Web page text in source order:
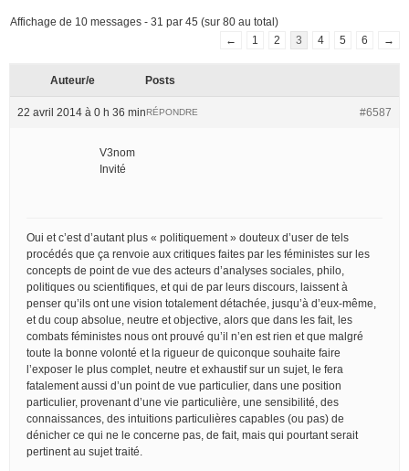
Affichage de 10 messages - 31 par 45 (sur 80 au total)
←
1 2 3 4 5 6 →
Auteur/e Posts
22 avril 2014 à 0 h 36 min #6587
RÉPONDRE
V3nom
Invité
Oui et c’est d’autant plus « politiquement » douteux d’user de tels
procédés que ça renvoie aux critiques faites par les féministes sur les
concepts de point de vue des acteurs d’analyses sociales, philo,
politiques ou scientifiques, et qui de par leurs discours, laissent à
penser qu’ils ont une vision totalement détachée, jusqu’à d’eux-même,
et du coup absolue, neutre et objective, alors que dans les fait, les
combats féministes nous ont prouvé qu’il n’en est rien et que malgré
toute la bonne volonté et la rigueur de quiconque souhaite faire
l’exposer le plus complet, neutre et exhaustif sur un sujet, le fera
fatalement aussi d’un point de vue particulier, dans une position
particulier, provenant d’une vie particulière, une sensibilité, des
connaissances, des intuitions particulières capables (ou pas) de
dénicher ce qui ne le concerne pas, de fait, mais qui pourtant serait
pertinent au sujet traité.